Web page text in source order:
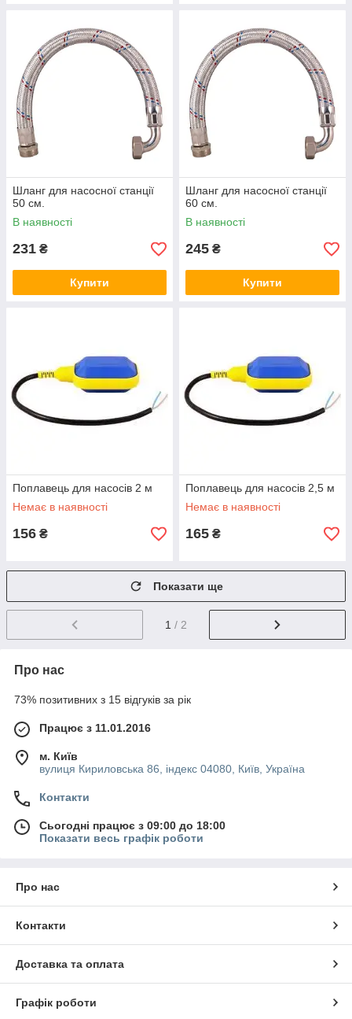
Шланг для насосної станції
50 см.
В наявності
231 ₴
Купити
Шланг для насосної станції
60 см.
В наявності
245 ₴
Купити
Поплавець для насосів 2 м
Немає в наявності
156 ₴
Поплавець для насосів 2,5 м
Немає в наявності
165 ₴
Показати ще
1 / 2
Про нас
73% позитивних з 15 відгуків за рік
Працює з 11.01.2016
м. Київ
вулиця Кириловська 86, індекс 04080, Київ, Україна
Контакти
Сьогодні працює з 09:00 до 18:00
Показати весь графік роботи
Про нас
Контакти
Доставка та оплата
Графік роботи